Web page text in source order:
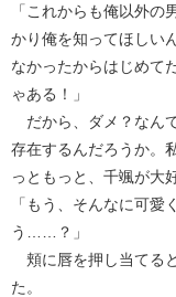
「これからも俺以外
かり俺を知ってほしい
なかったからはじめて
ゃある！」
だから、ダメ？なん
存在するんだろうか。
っともっと、千颯が大
「もう、そんなに可愛
う……？」
頬に唇を押し当てる
た。